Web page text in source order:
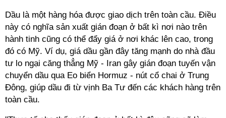
Dầu là một hàng hóa được giao dịch trên toàn cầu. Điều
này có nghĩa sản xuất gián đoạn ở bất kì nơi nào trên
hành tinh cũng có thể đẩy giá ở nơi khác lên cao, trong
đó có Mỹ. Ví dụ, giá dầu gần đây tăng mạnh do nhà đầu
tư lo ngại căng thẳng Mỹ - Iran gây gián đoạn tuyến vận
chuyển dầu qua Eo biển Hormuz - nút cổ chai ở Trung
Đông, giúp dầu đi từ vịnh Ba Tư đến các khách hàng trên
toàn cầu.